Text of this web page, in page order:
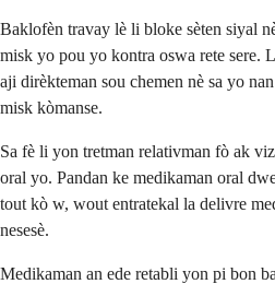
Baklofèn travay lè li bloke sèten siyal
misk yo pou yo kontra oswa rete sere.
aji dirèkteman sou chemen nè sa yo
misk kòmanse.
Sa fè li yon tretman relativman fò ak
oral yo. Pandan ke medikaman oral
tout kò w, wout entratekal la delivre
nesesè.
Medikaman an ede retabli yon pi bon